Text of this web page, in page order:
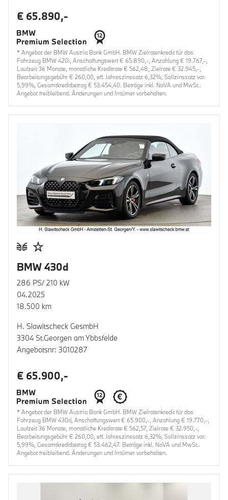
€ 65.890,-
* Angebot der BMW Austria Bank GmbH. BMW Zielratenkredit für das
Fahrzeug BMW 420i, Anschaffungswert € 65.890,-, Anzahlung € 19.767,-,
Laufzeit 36 Monate, monatliche Kreditrate € 562,48, Zielrate € 32.945,-,
Bearbeitungsgebühr € 260,00, eff. Jahreszinssatz 6,32%, Sollzinssatz var.
5,99%, Gesamtkreditbetrag € 53.454,40. Beträge inkl. NoVA und MwSt..
Angebot freibleibend. Änderungen und Irrtümer vorbehalten.
BMW 430d
286 PS/ 210 kW
04.2025
18.500 km
H. Slawitscheck GesmbH
3304 St.Georgen am Ybbsfelde
Angebotsnr: 3010287
€ 65.900,-
* Angebot der BMW Austria Bank GmbH. BMW Zielratenkredit für das
Fahrzeug BMW 430d, Anschaffungswert € 65.900,-, Anzahlung € 19.770,-,
Laufzeit 36 Monate, monatliche Kreditrate € 562,57, Zielrate € 32.950,-,
Bearbeitungsgebühr € 260,00, eff. Jahreszinssatz 6,32%, Sollzinssatz var.
5,99%, Gesamtkreditbetrag € 53.462,47. Beträge inkl. NoVA und MwSt..
Angebot freibleibend. Änderungen und Irrtümer vorbehalten.